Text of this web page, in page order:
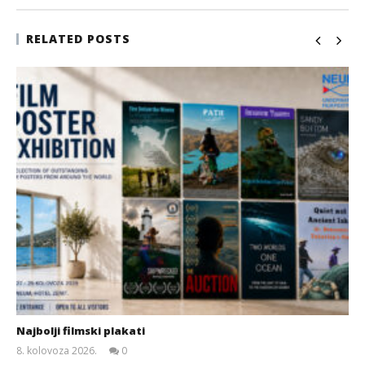
RELATED POSTS
Najbolji filmski plakati
8. kolovoza 2026.
0